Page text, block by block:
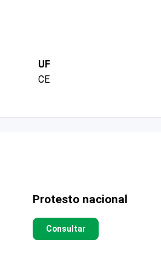
UF
CE
Protesto nacional
Consultar